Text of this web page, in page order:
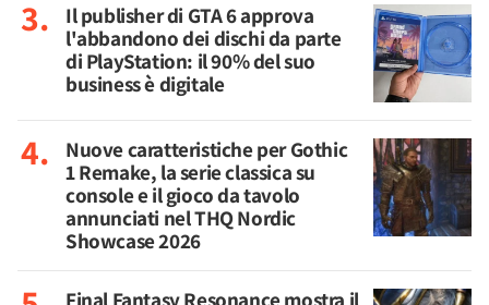
Il publisher di GTA 6 approva
l'abbandono dei dischi da parte
di PlayStation: il 90% del suo
business è digitale
Nuove caratteristiche per Gothic
1 Remake, la serie classica su
console e il gioco da tavolo
annunciati nel THQ Nordic
Showcase 2026